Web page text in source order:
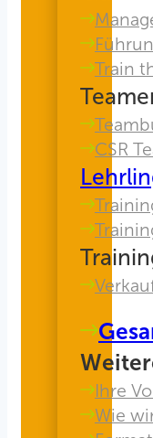
Train
CSR
Ihre
Wie